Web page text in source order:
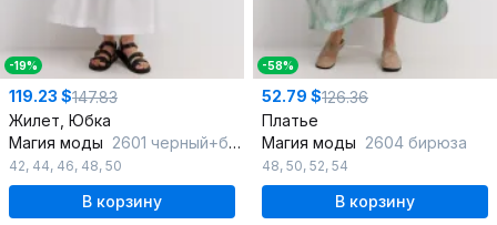
-19%
119.23 $147.83
Жилет, Юбка
Магия моды 2601 черный+белый
42, 44, 46, 48, 50
В корзину
-58%
52.79 $126.36
Платье
Магия моды 2604 бирюза
48, 50, 52, 54
В корзину